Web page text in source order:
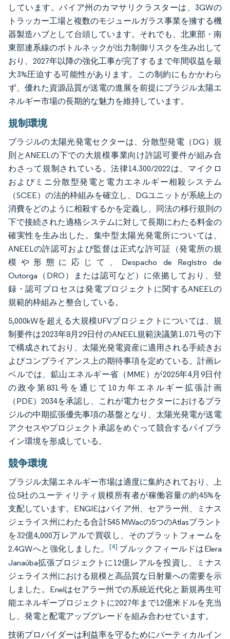
しています。バイア州のカマサリクラスターは、3GWの
トラッカー工場と複数のモジュールガラス事業を擁する機
器製造ハブとして台頭しています。それでも、北東部・南
東部連系線のボトルネックが出力制御リスクを生み出して
おり、2027年以降の強化工事が完了するまで年間収益を最
大3%圧迫する可能性があります。この制約にもかかわら
ず、優れた資源品質が送電の進展を前提にブラジル太陽エ
ネルギー市場の長期的な魅力を維持しています。
規制環境
ブラジルの太陽光発電セクターは、分散型発電（DG）規
則とANEELの下での大規模事業向け許認可要件が組み合
わさって規制されている。法律14.300/2022は、マイクロ
およびミニ分散型発電と電力エネルギー相殺システム
（SCEE）の法的枠組みを確立し、DGユニットが系統上の
消費をどのように相殺するかを定義し、同法の移行規則の
下で接続された適格システムに対して長期にわたる料金の
確実性を生み出した。集中型太陽光発電所については、
ANEELの許認可および監督は正式な許可証（発電所の規
模や形態に応じて、Despacho de Registro de
Outorga（DRO）または認可など）に依拠しており、登
録・認可プロセスは発電プロジェクトに関するANEELの
規範的枠組みと整合している。
5,000kWを超える大規模UFVプロジェクトについては、規
制要件は2023年8月29日付のANEEL規範決議第1.071号の下
で構成されており、太陽光発電資産に適用される手続きお
よびコンプライアンス上の期待事項を定めている。計画レ
ベルでは、鉱山エネルギー省（MME）が2025年4月9日付
の政令第831号を通じて10カ年エネルギー拡張計画
（PDE）2034を承認し、これが電力セクターにおけるブラ
ジルの中期拡張優先事項の基盤となり、太陽光発電が送電
アクセスやプロジェクト承認をめぐって競合するパイプラ
イン環境を形成している。
競争環境
ブラジル太陽エネルギー市場は適度に集約されており、上
位5社のユーティリティ規模所有者が稼働容量の約45%を
支配しています。ENGIEはバイア州、セアラー州、ミナス
ジェライス州にわたる合計545 MWacの5つのAtlasプラント
を32億4,000万レアルで買収し、そのプラットフォームを
2.4GWへと強化しました。 [4] ブルックフィールドはElera
Janaúba拡張プロジェクトに12億レアルを投資し、ミナス
ジェライス州における規模と高品質な日射量への需要を示
しました。Enelはセアラー州での系統近代化と新規再生可
能エネルギープロジェクトに2027年まで12億米ドルを充当
し、発電と配電アップグレードを組み合わせています。
技術プロバイダーは利益率を守るためにバーティカルイン